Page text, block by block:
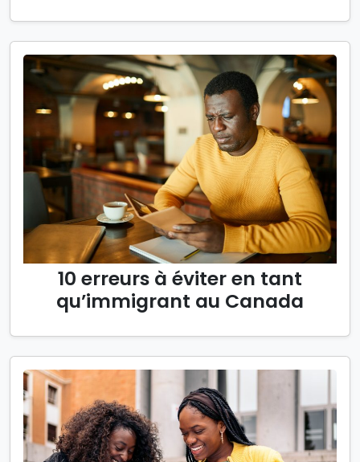
10 erreurs à éviter en tant
qu’immigrant au Canada